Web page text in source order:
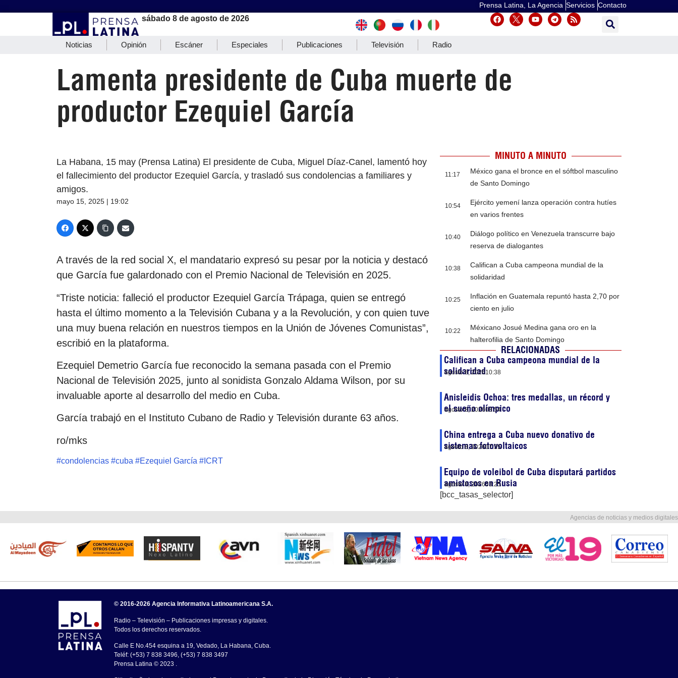
Prensa Latina, La Agencia Servicios Contacto
sábado 8 de agosto de 2026
Noticias Opinión Escáner Especiales Publicaciones Televisión Radio
Lamenta presidente de Cuba muerte de
productor Ezequiel García
La Habana, 15 may (Prensa Latina) El presidente de Cuba, Miguel Díaz-Canel, lamentó hoy
el fallecimiento del productor Ezequiel García, y trasladó sus condolencias a familiares y
amigos.
mayo 15, 2025 | 19:02
A través de la red social X, el mandatario expresó su pesar por la noticia y destacó
que García fue galardonado con el Premio Nacional de Televisión en 2025.
“Triste noticia: falleció el productor Ezequiel García Trápaga, quien se entregó
hasta el último momento a la Televisión Cubana y a la Revolución, y con quien tuve
una muy buena relación en nuestros tiempos en la Unión de Jóvenes Comunistas”,
escribió en la plataforma.
Ezequiel Demetrio García fue reconocido la semana pasada con el Premio
Nacional de Televisión 2025, junto al sonidista Gonzalo Aldama Wilson, por su
invaluable aporte al desarrollo del medio en Cuba.
García trabajó en el Instituto Cubano de Radio y Televisión durante 63 años.
ro/mks
#condolencias #cuba #Ezequiel García # ICRT
MINUTO A MINUTO
11:17
México gana el bronce en el sóftbol masculino
de Santo Domingo
10:54
Ejército yemení lanza operación contra hutíes
en varios frentes
10:40
Diálogo político en Venezuela transcurre bajo
reserva de dialogantes
10:38
Califican a Cuba campeona mundial de la
solidaridad
10:25
Inflación en Guatemala repuntó hasta 2,70 por
ciento en julio
10:22
Méxicano Josué Medina gana oro en la
halterofilia de Santo Domingo
RELACIONADAS
Califican a Cuba campeona mundial de la
solidaridad
agosto 8, 202610:38
Anisleidis Ochoa: tres medallas, un récord y
el sueño olímpico
agosto 8, 202608:54
China entrega a Cuba nuevo donativo de
sistemas fotovoltaicos
agosto 8, 202607:35
Equipo de voleibol de Cuba disputará partidos
amistosos en Rusia
agosto 8, 202603:25
[bcc_tasas_selector]
Agencias de noticias y medios digitales
© 2016-2026 Agencia Informativa Latinoamericana S.A.
Radio – Televisión – Publicaciones impresas y digitales.
Todos los derechos reservados.
Calle E No.454 esquina a 19, Vedado, La Habana, Cuba.
Teléf: (+53) 7 838 3496, (+53) 7 838 3497
Prensa Latina © 2023 .